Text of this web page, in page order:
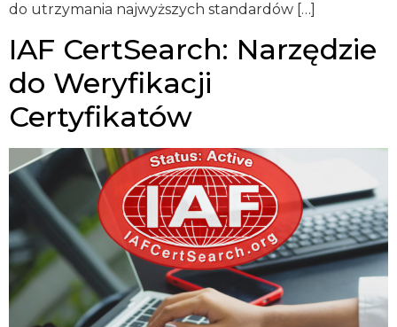
do utrzymania najwyższych standardów […]
IAF CertSearch: Narzędzie
do Weryfikacji
Certyfikatów